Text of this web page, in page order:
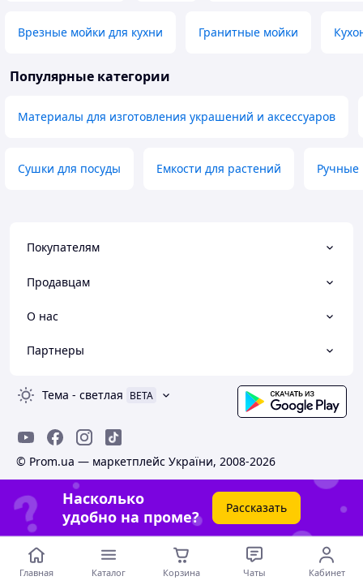
Врезные мойки для кухни Гранитные мойки
Популярные категории
Материалы для изготовления украшений и аксессуаров
Сушки для посуды Емкости для растений Ручные
Покупателям
Продавцам
О нас
Партнеры
Тема - светлая BETA
© Prom.ua — маркетплейс України, 2008-2026
Насколько
удобно на проме?
Рассказать
Главная Каталог Корзина Чаты Кабинет